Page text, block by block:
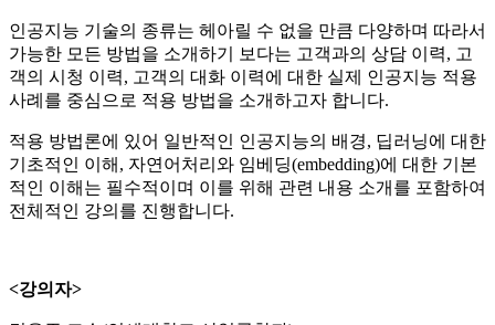
인공지능 기술의 종류는 헤아릴 수 없을 만큼 다양하며 따라서
가능한 모든 방법을 소개하기 보다는 고객과의 상담 이력, 고
객의 시청 이력, 고객의 대화 이력에 대한 실제 인공지능 적용
사례를 중심으로 적용 방법을 소개하고자 합니다.
적용 방법론에 있어 일반적인 인공지능의 배경, 딥러닝에 대한
기초적인 이해, 자연어처리와 임베딩(embedding)에 대한 기본
적인 이해는 필수적이며 이를 위해 관련 내용 소개를 포함하여
전체적인 강의를 진행합니다.
<강의자>